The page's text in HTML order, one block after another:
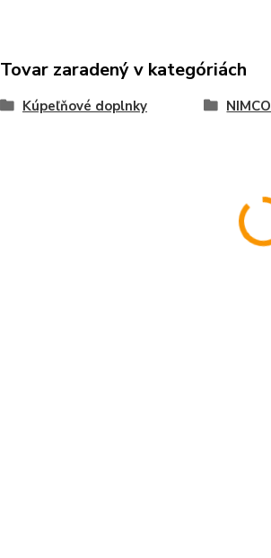
Tovar zaradený v kategóriách
Kúpeľňové doplnky NIMCO